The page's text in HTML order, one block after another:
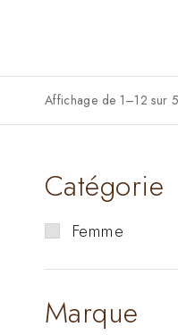
Affichage de 1–12 sur
Catégorie
Femme
Marque